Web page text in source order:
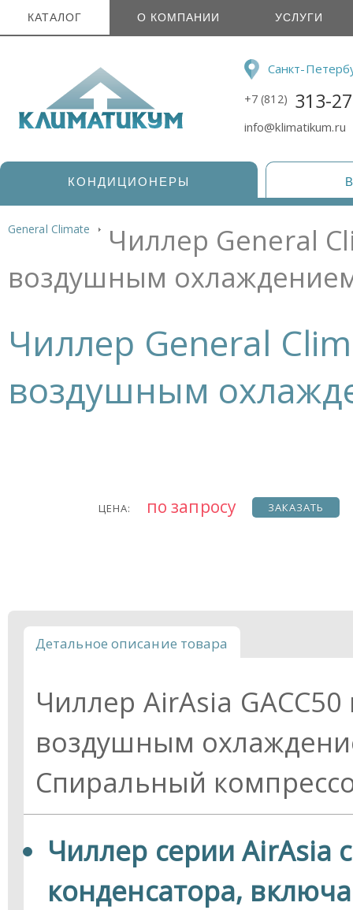
КАТАЛОГ О КОМПАНИИ УСЛУГИ
Санкт-
+7 (812) 313-
info@klimatikum.ru
КОНДИЦИОНЕРЫ
General Climate
Чиллер General
воздушным
Чиллер General
воздушным
ЦЕНА: по запросу ЗАКАЗАТЬ
Детальное описание товара
Чиллер AirAsia
воздушным
Спиральный
Чиллер серии
конденсатора,